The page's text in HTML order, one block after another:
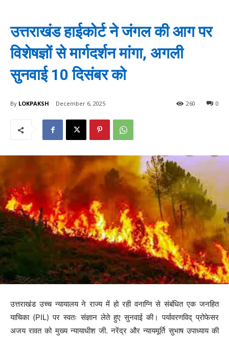
उत्तराखंड हाईकोर्ट ने जंगल की आग पर
विशेषज्ञों से मार्गदर्शन मांगा, अगली
सुनवाई 10 दिसंबर को
By LOKPAKSH December 6, 2025 0
260
उत्तराखंड उच्च न्यायालय ने राज्य में हो रही वनाग्नि से संबंधित एक जनहित
याचिका (PIL) पर स्वतः संज्ञान लेते हुए सुनवाई की। पर्यावरणविद् प्रोफेसर
अजय रावत को मुख्य न्यायाधीश जी. नरेंद्र और न्यायमूर्ति सुभाष उपाध्याय की